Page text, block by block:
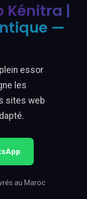
Kénitra |
—
essor
les
sites web
au Maroc